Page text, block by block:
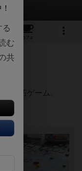
カフェ
開拓ゲーム。
む
共